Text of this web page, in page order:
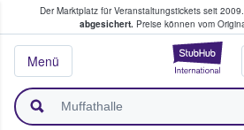
Der Marktplatz für Veranstaltungstickets seit 2009.
abgesichert.Preise können vom
Menü
Tickets kaufen &